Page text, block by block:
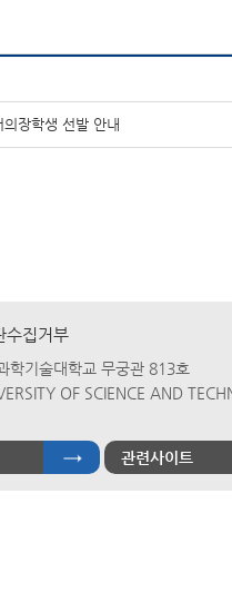
장학생 선발 안내
수집거부
학기술대학교 무궁관 813호
OF SCIENCE AND
관련사이트